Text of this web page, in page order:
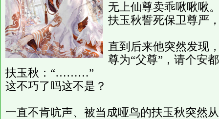
无上仙尊卖乖啾啾啾
扶玉秋誓死保卫尊严
直到后来他突然发现
尊为“父尊”，请个安
扶玉秋：“………”
这不巧了吗这不是？
一直不肯吭声、被当成哑鸟的扶玉秋突然